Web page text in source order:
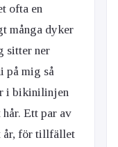
ofta en
många dyker
sitter ner
på mig så
i bikinilinjen
Ett par av
år, för tillfället